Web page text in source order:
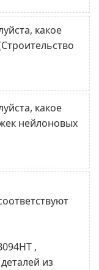
какое
какое
нейлоновых
,
из